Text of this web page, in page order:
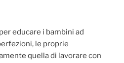
educare i bambini ad
le proprie
quella di lavorare con